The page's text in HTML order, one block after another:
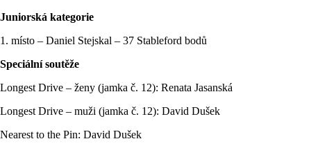
Juniorská kategorie
1. místo – Daniel Stejskal – 37 Stableford bodů
Speciální soutěže
Longest Drive – ženy (jamka č. 12): Renata Jasanská
Longest Drive – muži (jamka č. 12): David Dušek
Nearest to the Pin: David Dušek